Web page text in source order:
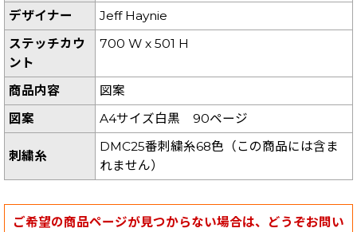
デザイナー
Jeff Haynie
ステッチカウ
ント
700 W x 501 H
商品内容
図案
図案
A4サイズ白黒 90ページ
刺繍糸
DMC25番刺繍糸68色（この商品には含ま
れません）
ご希望の商品ページが見つからない場合は、どうぞお問い